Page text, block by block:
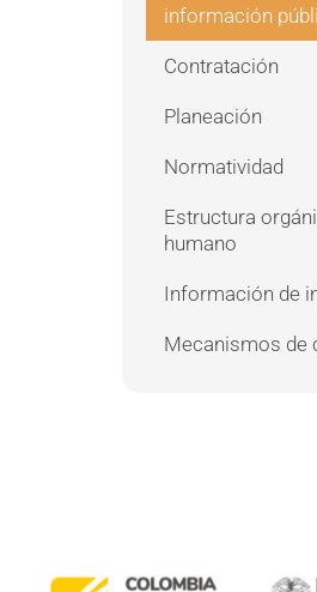
información
Contratación
Planeación
Normatividad
Estructura
humano
Información de
Mecanismos de